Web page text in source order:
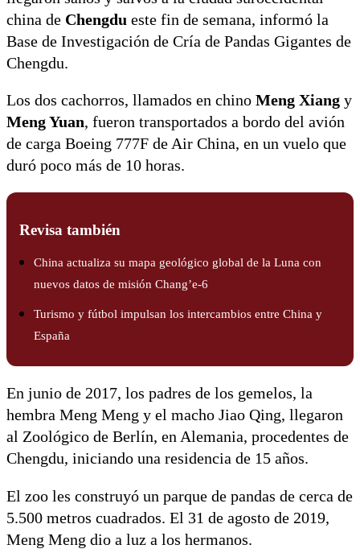
china de Chengdu este fin de semana, informó la
Base de Investigación de Cría de Pandas Gigantes de
Chengdu.
Los dos cachorros, llamados en chino Meng Xiang y
Meng Yuan, fueron transportados a bordo del avión
de carga Boeing 777F de Air China, en un vuelo que
duró poco más de 10 horas.
Revisa también
China actualiza su mapa geológico global de la Luna con
nuevos datos de misión Chang’e-6
Turismo y fútbol impulsan los intercambios entre China y
España
En junio de 2017, los padres de los gemelos, la
hembra Meng Meng y el macho Jiao Qing, llegaron
al Zoológico de Berlín, en Alemania, procedentes de
Chengdu, iniciando una residencia de 15 años.
El zoo les construyó un parque de pandas de cerca de
5.500 metros cuadrados. El 31 de agosto de 2019,
Meng Meng dio a luz a los hermanos.